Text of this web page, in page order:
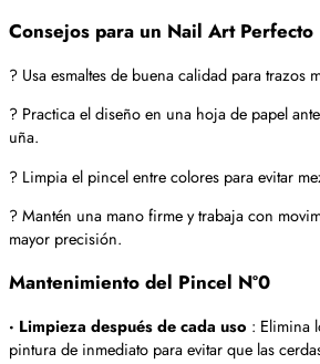
Consejos para un Nail Art Perfecto
? Usa esmaltes de buena calidad para trazos
? Practica el diseño en una hoja de papel
uña.
? Limpia el pincel entre colores para evitar
? Mantén una mano firme y trabaja con
mayor precisión.
Mantenimiento del Pincel Nº0
· Limpieza después de cada uso : Elimina
pintura de inmediato para evitar que las